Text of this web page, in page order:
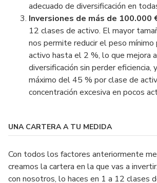
adecuado de diversificación en
Inversiones de más de 100.000
12 clases de activo. El mayor
nos permite reducir el peso mínimo
activo hasta el 2 %, lo que mejora
diversificación sin perder eficiencia,
máximo del 45 % por clase de
concentración excesiva en pocos
UNA CARTERA A TU MEDIDA
Con todos los factores anteriormente
creamos la cartera en la que vas a
con nosotros, lo haces en 1 a 12 clases